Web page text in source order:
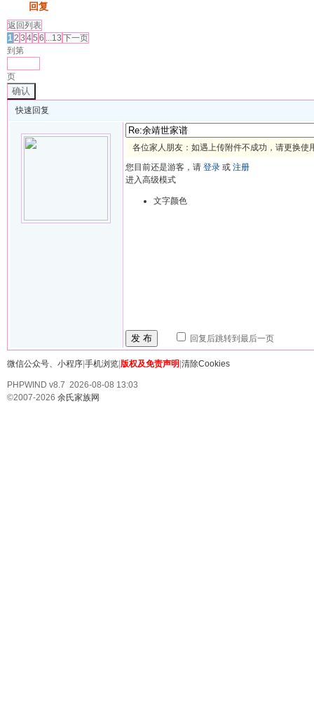
回复
返回列表
12 3 45 6 ...13 下一页
到第
页
确认
快速回复
各位家人朋友：如遇上传附件不成功，请更换使
您目前还是游客，请 登录 或 注册
进入高级模式
文字颜色
发 布 回复后跳转到最后一页
微信公众号、小程序 手机浏览 版权及免责声明 清除Cookies
PHPWIND v8.7 2026-08-08 13:03
©2007-2026 余氏家族网